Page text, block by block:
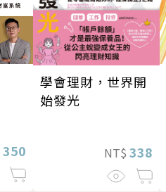
350
學會理財，世界開
始發光
NT$ 338